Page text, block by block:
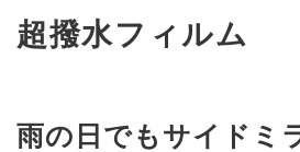
超撥水フィルム
雨の日でもサイドミ